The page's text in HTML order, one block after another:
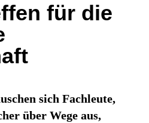
für die
sich Fachleute,
über Wege aus,